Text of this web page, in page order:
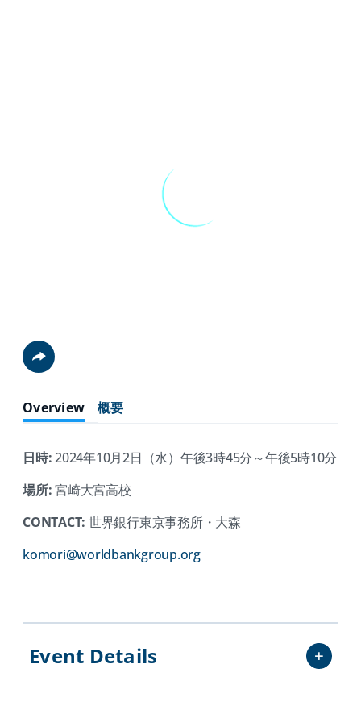
Share
Overview 概要
日時:2024年10月2日（水）午後3時45分～午後5時10分
場所:宮崎大宮高校
CONTACT: 世界銀行東京事務所・大森
komori@worldbankgroup.org(opens
Event Details